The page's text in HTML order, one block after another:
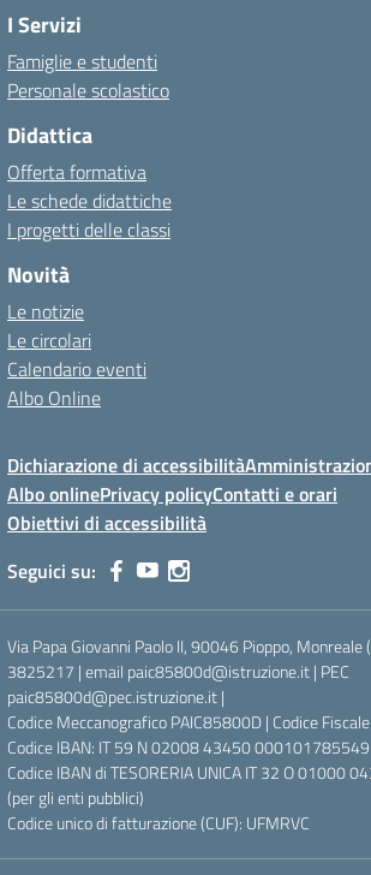
I Servizi
Famiglie e studenti
Personale scolastico
Didattica
Offerta formativa
Le schede didattiche
I progetti delle classi
Novità
Le notizie
Le circolari
Calendario eventi
Albo Online
Dichiarazione di accessibilità
Albo onlinePrivacy policyContatti e orari
Obiettivi di accessibilità
Seguici su:
Via Papa Giovanni Paolo II, 90046 Pioppo, Monreale
3825217 | email paic85800d@istruzione.it | PEC
paic85800d@pec.istruzione.it |
Codice Meccanografico PAIC85800D | Codice
Codice IBAN: IT 59 N 02008 43450
Codice IBAN di TESORERIA UNICA IT 32 O 01000
(per gli enti pubblici)
Codice unico di fatturazione (CUF): UFMRVC